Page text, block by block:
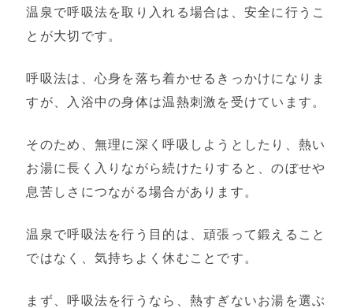
温泉で呼吸法を取り入れる場合は、安全に行うこ
とが大切です。
呼吸法は、心身を落ち着かせるきっかけになりま
すが、入浴中の身体は温熱刺激を受けています。
そのため、無理に深く呼吸しようとしたり、熱い
お湯に長く入りながら続けたりすると、のぼせや
息苦しさにつながる場合があります。
温泉で呼吸法を行う目的は、頑張って鍛えること
ではなく、気持ちよく休むことです。
まず、呼吸法を行うなら、熱すぎないお湯を選ぶ